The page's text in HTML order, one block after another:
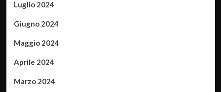
Luglio 2024
Giugno 2024
Maggio 2024
Aprile 2024
Marzo 2024